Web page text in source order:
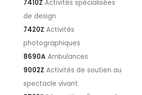
7410Z Activités spécialisées
de design
7420Z Activités
photographiques
8690A Ambulances
9002Z Activités de soutien au
spectacle vivant